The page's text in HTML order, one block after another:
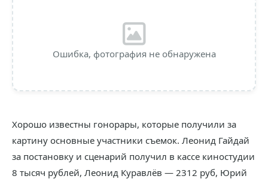
Ошибка, фотография не обнаружена
Хорошо известны гонорары, которые получили за
картину основные участники съемок. Леонид Гайдай
за постановку и сценарий получил в кассе киностудии
8 тысяч рублей, Леонид Куравлёв — 2312 руб, Юрий